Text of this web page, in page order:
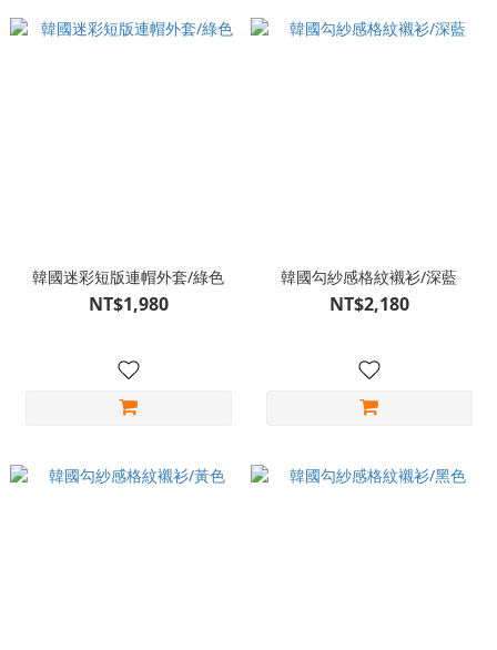
韓國迷彩短版連帽外套/綠色
NT$1,980
韓國勾紗感格紋襯衫/深藍
NT$2,180